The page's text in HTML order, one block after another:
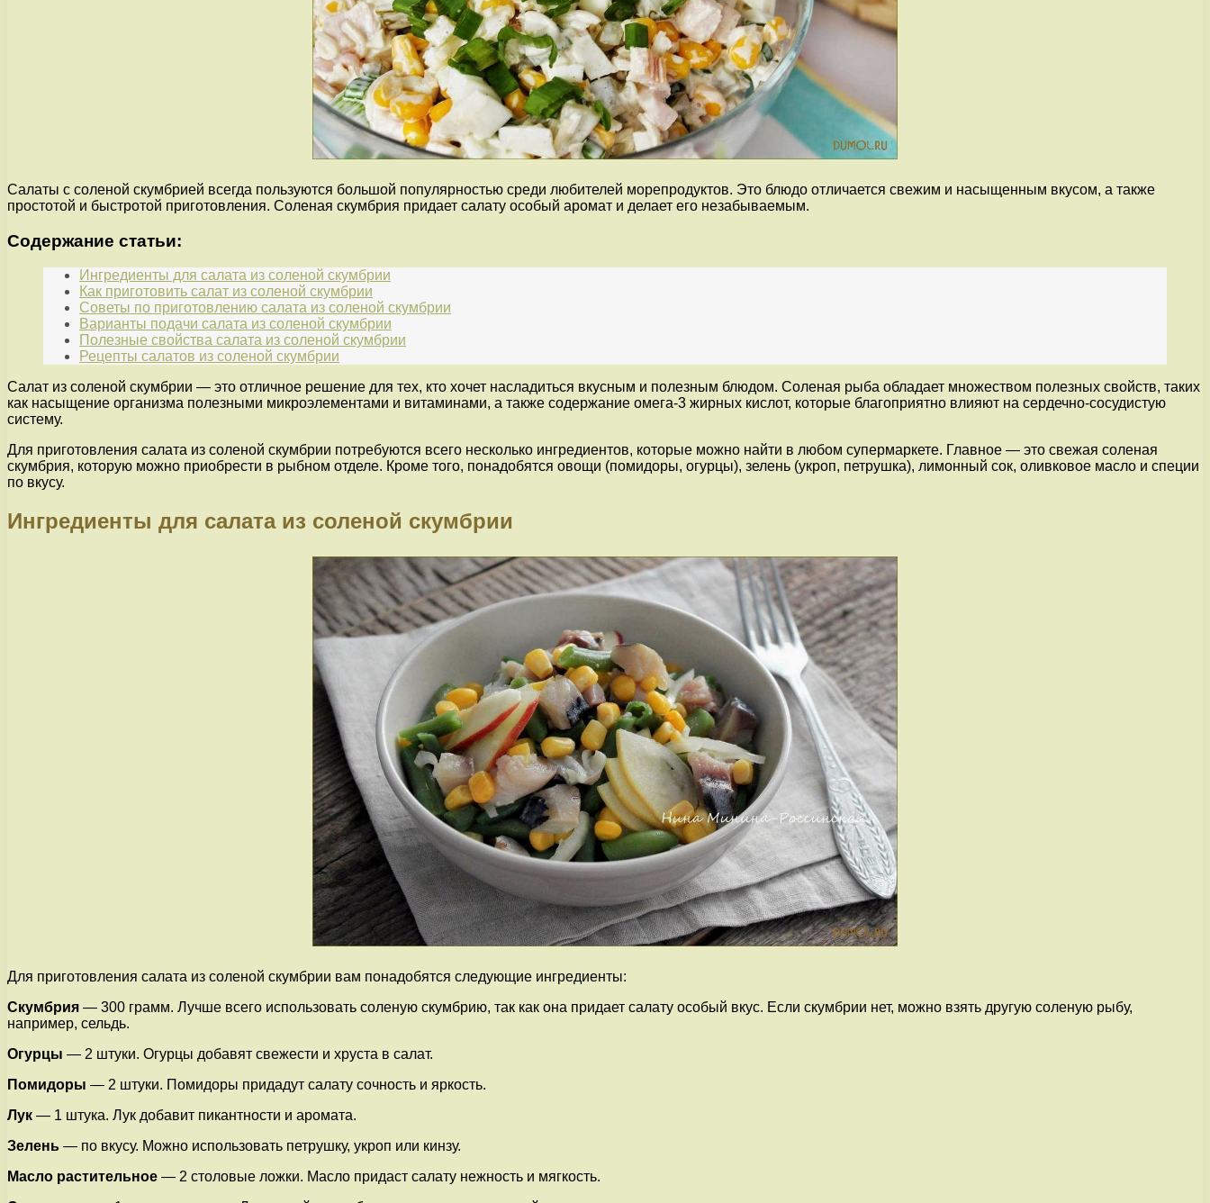
Салаты с соленой скумбрией всегда пользуются большой популярностью среди любителей морепродуктов. Это блюдо отличается свежим и насыщенным вкусом, а также
простотой и быстротой приготовления. Соленая скумбрия придает салату особый аромат и делает его незабываемым.
Содержание статьи:
Ингредиенты для салата из соленой скумбрии
Как приготовить салат из соленой скумбрии
Советы по приготовлению салата из соленой скумбрии
Варианты подачи салата из соленой скумбрии
Полезные свойства салата из соленой скумбрии
Рецепты салатов из соленой скумбрии
Салат из соленой скумбрии — это отличное решение для тех, кто хочет насладиться вкусным и полезным блюдом. Соленая рыба обладает множеством полезных свойств, таких
как насыщение организма полезными микроэлементами и витаминами, а также содержание омега-3 жирных кислот, которые благоприятно влияют на сердечно-сосудистую
систему.
Для приготовления салата из соленой скумбрии потребуются всего несколько ингредиентов, которые можно найти в любом супермаркете. Главное — это свежая соленая
скумбрия, которую можно приобрести в рыбном отделе. Кроме того, понадобятся овощи (помидоры, огурцы), зелень (укроп, петрушка), лимонный сок, оливковое масло и специи
по вкусу.
Ингредиенты для салата из соленой скумбрии
Для приготовления салата из соленой скумбрии вам понадобятся следующие ингредиенты:
Скумбрия — 300 грамм. Лучше всего использовать соленую скумбрию, так как она придает салату особый вкус. Если скумбрии нет, можно взять другую соленую рыбу,
например, сельдь.
Огурцы — 2 штуки. Огурцы добавят свежести и хруста в салат.
Помидоры — 2 штуки. Помидоры придадут салату сочность и яркость.
Лук — 1 штука. Лук добавит пикантности и аромата.
Зелень — по вкусу. Можно использовать петрушку, укроп или кинзу.
Масло растительное — 2 столовые ложки. Масло придаст салату нежность и мягкость.